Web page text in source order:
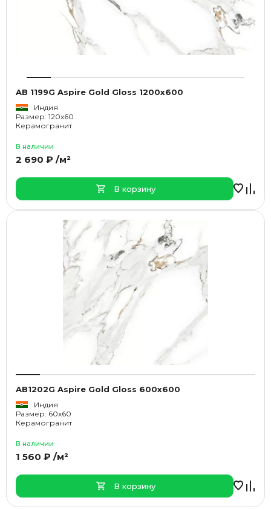
AB 1199G Aspire Gold Gloss 1200x600
Индия
Размер: 120x60
Керамогранит
В наличии
2 690 ₽ /м²
В корзину
AB1202G Aspire Gold Gloss 600x600
Индия
Размер: 60x60
Керамогранит
В наличии
1 560 ₽ /м²
В корзину